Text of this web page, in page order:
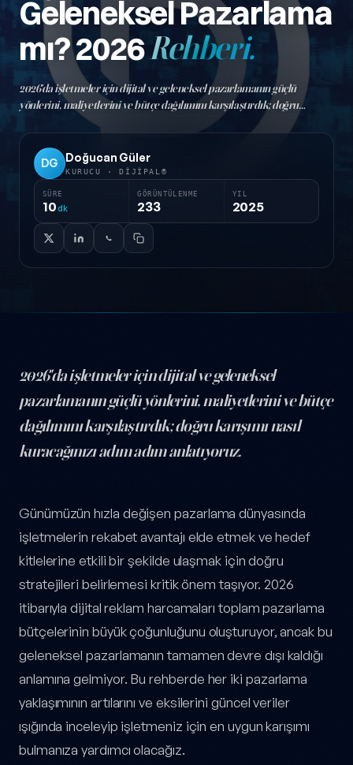
Geleneksel Pazarlama
mı? 2026Rehberi.
2026'da işletmeler için dijital ve geleneksel pazarlamanın güçlü
yönlerini, maliyetlerini ve bütçe dağılımını karşılaştırdık; doğru
karışımı nasıl kuracağınızı adım adım anlatıyoruz.
DG Doğucan Güler
KURUCU · DIJIPAL®
SÜRE
10 dk
GÖRÜNTÜLENME
233
YIL
2025
2026'da işletmeler için dijital ve geleneksel
pazarlamanın güçlü yönlerini, maliyetlerini ve bütçe
dağılımını karşılaştırdık; doğru karışımı nasıl
kuracağınızı adım adım anlatıyoruz.
Dijital Pazarlama mı Geleneksel Pazarlama mı? 2026 Rehberi —
Günümüzün hızla değişen pazarlama dünyasında
işletmelerin rekabet avantajı elde etmek ve hedef
kitlelerine etkili bir şekilde ulaşmak için doğru
stratejileri belirlemesi kritik önem taşıyor. 2026
itibarıyla dijital reklam harcamaları toplam pazarlama
bütçelerinin büyük çoğunluğunu oluşturuyor, ancak bu
geleneksel pazarlamanın tamamen devre dışı kaldığı
anlamına gelmiyor. Bu rehberde her iki pazarlama
yaklaşımının artılarını ve eksilerini güncel veriler
ışığında inceleyip işletmeniz için en uygun karışımı
bulmanıza yardımcı olacağız.